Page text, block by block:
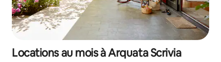
Locations au mois à Arquata Scrivia